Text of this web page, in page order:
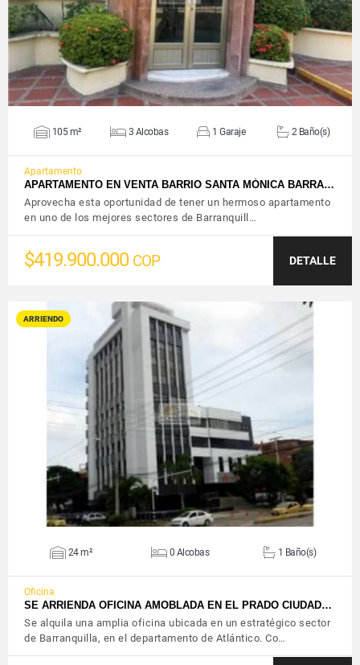
105 m² 3 Alcobas 1 Garaje 2 Baño(s)
Apartamento
APARTAMENTO EN VENTA BARRIO SANTA MÓNICA BARRA…
Aprovecha esta oportunidad de tener un hermoso apartamento
en uno de los mejores sectores de Barranquill…
$419.900.000 COP DETALLE
ARRIENDO
VER DETALLES
24 m² 0 Alcobas 1 Baño(s)
Oficina
SE ARRIENDA OFICINA AMOBLADA EN EL PRADO CIUDAD…
Se alquila una amplia oficina ubicada en un estratégico sector
de Barranquilla, en el departamento de Atlántico. Co…